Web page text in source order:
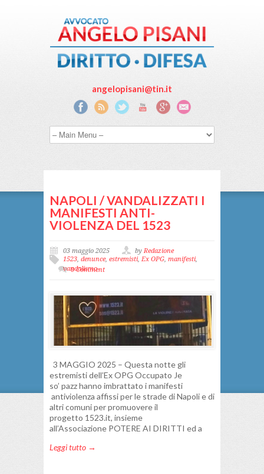
angelopisani@tin.it
NAPOLI / VANDALIZZATI I
MANIFESTI ANTI-
VIOLENZA DEL 1523
03 maggio 2025 byRedazione
1523, denunce, estremisti, Ex OPG, manifesti,
vandalismo
0 Comment
3 MAGGIO 2025 – Questa notte gli
estremisti dell’Ex OPG Occupato Je
so’ pazz hanno imbrattato i manifesti
antiviolenza affissi per le strade di Napoli e di
altri comuni per promuovere il
progetto 1523.it, insieme
all’Associazione POTERE AI DIRITTI ed a
Leggi tutto →